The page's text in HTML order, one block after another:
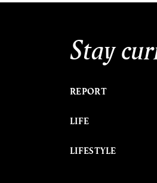
Stay
REPORT
LIFE
LIFESTYLE